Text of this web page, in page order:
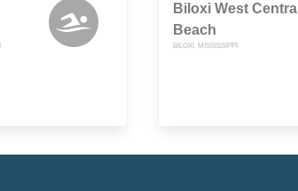
Biloxi West Central
Beach
BILOXI, MISSISSIPPI